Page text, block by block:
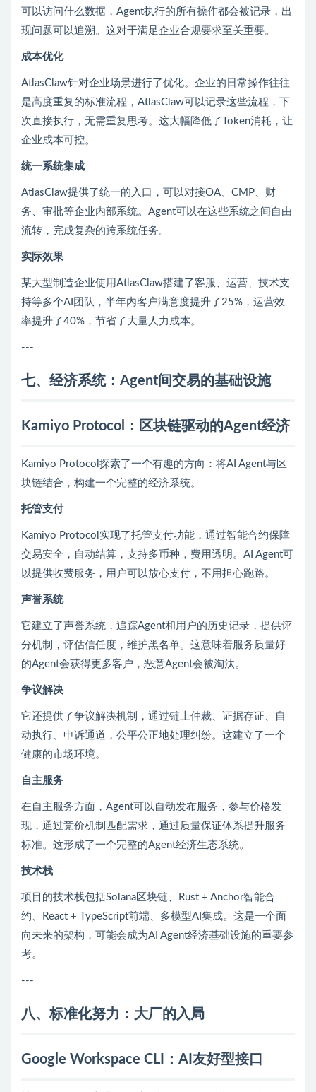
可以访问什么数据，Agent执行的所有操作都会被记录，出
现问题可以追溯。这对于满足企业合规要求至关重要。
成本优化
AtlasClaw针对企业场景进行了优化。企业的日常操作往往
是高度重复的标准流程，AtlasClaw可以记录这些流程，下
次直接执行，无需重复思考。这大幅降低了Token消耗，让
企业成本可控。
统一系统集成
AtlasClaw提供了统一的入口，可以对接OA、CMP、财
务、审批等企业内部系统。Agent可以在这些系统之间自由
流转，完成复杂的跨系统任务。
实际效果
某大型制造企业使用AtlasClaw搭建了客服、运营、技术支
持等多个AI团队，半年内客户满意度提升了25%，运营效
率提升了40%，节省了大量人力成本。
---
七、经济系统：Agent间交易的基础设施
Kamiyo Protocol：区块链驱动的Agent经济
Kamiyo Protocol探索了一个有趣的方向：将AI Agent与区
块链结合，构建一个完整的经济系统。
托管支付
Kamiyo Protocol实现了托管支付功能，通过智能合约保障
交易安全，自动结算，支持多币种，费用透明。AI Agent可
以提供收费服务，用户可以放心支付，不用担心跑路。
声誉系统
它建立了声誉系统，追踪Agent和用户的历史记录，提供评
分机制，评估信任度，维护黑名单。这意味着服务质量好
的Agent会获得更多客户，恶意Agent会被淘汰。
争议解决
它还提供了争议解决机制，通过链上仲裁、证据存证、自
动执行、申诉通道，公平公正地处理纠纷。这建立了一个
健康的市场环境。
自主服务
在自主服务方面，Agent可以自动发布服务，参与价格发
现，通过竞价机制匹配需求，通过质量保证体系提升服务
标准。这形成了一个完整的Agent经济生态系统。
技术栈
项目的技术栈包括Solana区块链、Rust + Anchor智能合
约、React + TypeScript前端、多模型AI集成。这是一个面
向未来的架构，可能会成为AI Agent经济基础设施的重要参
考。
---
八、标准化努力：大厂的入局
Google Workspace CLI：AI友好型接口